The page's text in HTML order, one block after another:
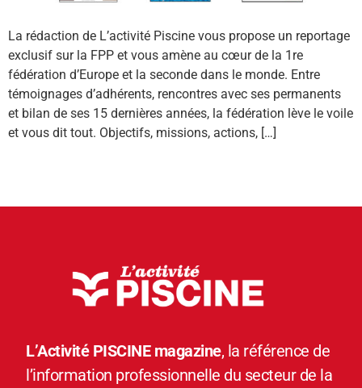
La rédaction de L’activité Piscine vous propose un reportage
exclusif sur la FPP et vous amène au cœur de la 1re
fédération d’Europe et la seconde dans le monde. Entre
témoignages d’adhérents, rencontres avec ses permanents
et bilan de ses 15 dernières années, la fédération lève le voile
et vous dit tout. Objectifs, missions, actions, […]
L’Activité PISCINE magazine, la référence de
l’information professionnelle du secteur de la